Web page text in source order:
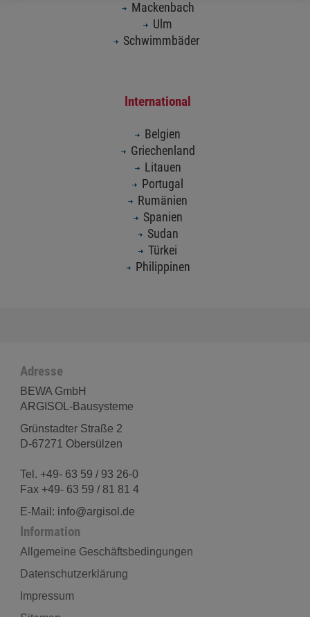
Mackenbach
Ulm
Schwimmbäder
International
Belgien
Griechenland
Litauen
Portugal
Rumänien
Spanien
Sudan
Türkei
Philippinen
Adresse
BEWA GmbH
ARGISOL-Bausysteme
Grünstadter Straße 2
D-67271 Obersülzen
Tel. +49- 63 59 / 93 26-0
Fax +49- 63 59 / 81 81 4
E-Mail: info@argisol.de
Information
Allgemeine Geschäftsbedingungen
Datenschutzerklärung
Impressum